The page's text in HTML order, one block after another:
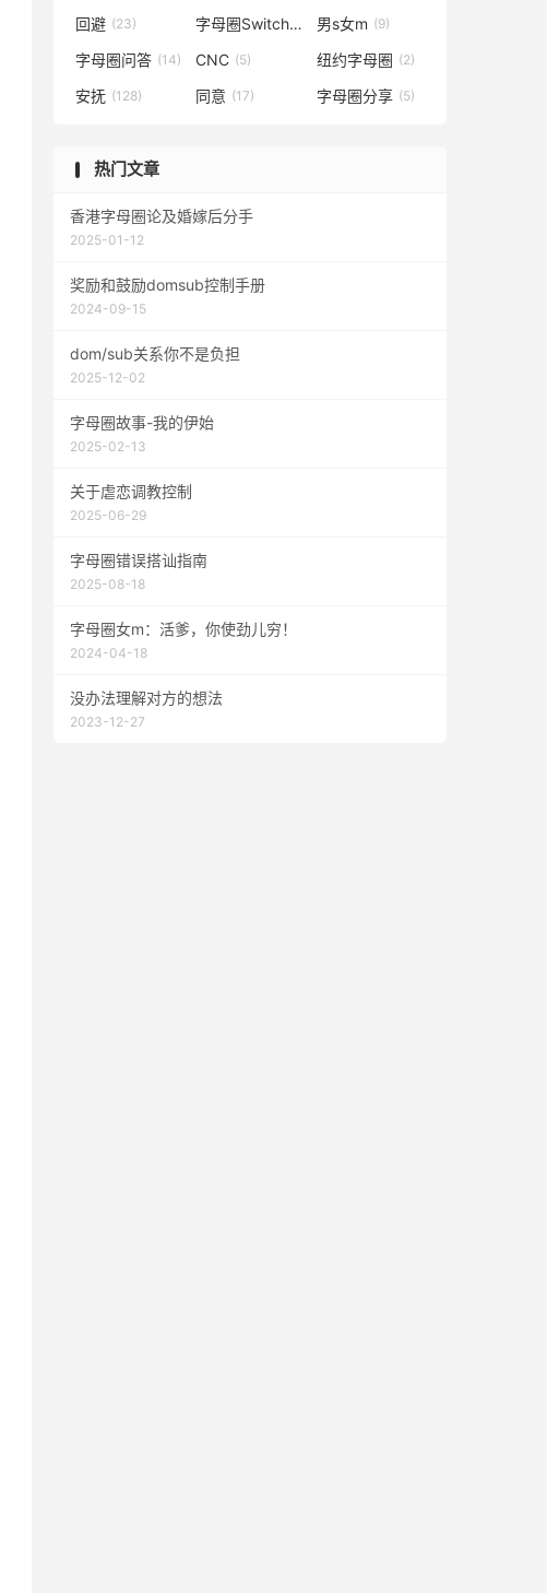
回避 (23) 字母圈Switch(17)男s女m (9)
字母圈问答 (14) CNC (5) 纽约字母圈 (2)
安抚 (128) 同意 (17) 字母圈分享 (5)
热门文章
香港字母圈论及婚嫁后分手
2025-01-12
奖励和鼓励domsub控制手册
2024-09-15
dom/sub关系你不是负担
2025-12-02
字母圈故事-我的伊始
2025-02-13
关于虐恋调教控制
2025-06-29
字母圈错误搭讪指南
2025-08-18
字母圈女m：活爹，你使劲儿穷！
2024-04-18
没办法理解对方的想法
2023-12-27